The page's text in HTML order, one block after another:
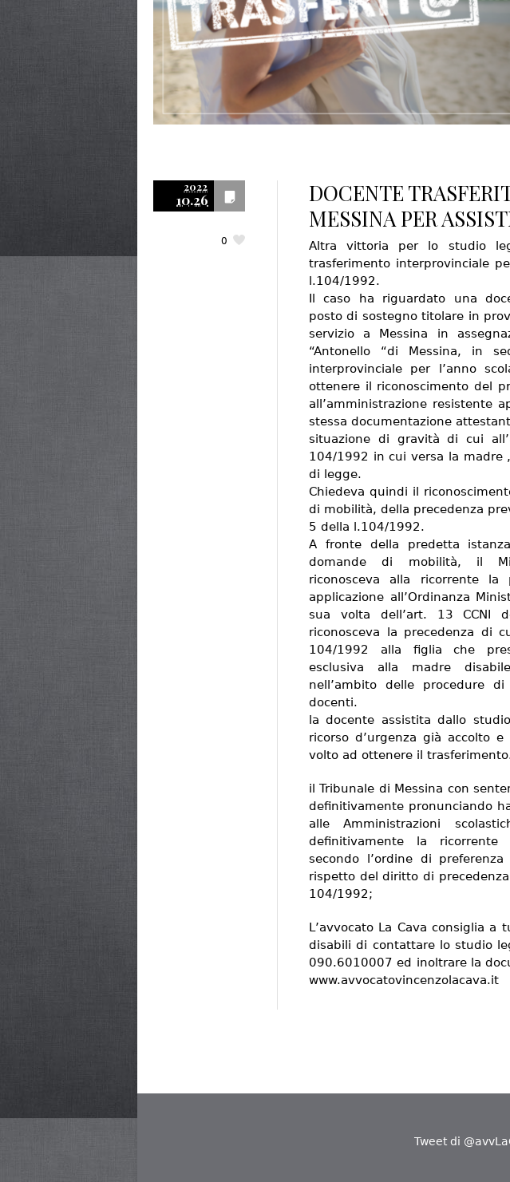
2022
10.26
0
DOCENTE
MESSINA PER
Altra vittoria per lo studio
trasferimento interprovinciale
l.104/1992.
Il caso ha riguardato una
posto di sostegno titolare in
servizio a Messina in
“Antonello “di Messina, in
interprovinciale per l’anno
ottenere il riconoscimento del
all’amministrazione resistente
stessa documentazione
situazione di gravità di cui
104/1992 in cui versa la madre
di legge.
Chiedeva quindi il
di mobilità, della precedenza
5 della l.104/1992.
A fronte della predetta
domande di mobilità, il
riconosceva alla ricorrente la
applicazione all’Ordinanza
sua volta dell’art. 13 CCNI
riconosceva la precedenza di
104/1992 alla figlia che
esclusiva alla madre
nell’ambito delle procedure
docenti.
la docente assistita dallo
ricorso d’urgenza già accolto
volto ad ottenere il
il Tribunale di Messina con
definitivamente pronunciando
alle Amministrazioni
definitivamente la
secondo l’ordine di
rispetto del diritto di
104/1992;
L’avvocato La Cava consiglia
disabili di contattare lo studio
090.6010007 ed inoltrare la
www.avvocatovincenzolacava.it
Tweet di